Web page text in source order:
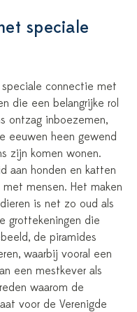
speciale
connectie met
die een belangrijke rol
ontzag inboezemen,
eeuwen heen gewend
zijn komen wonen.
aan honden en katten
mensen. Het maken
is net zo oud als
grottekeningen die
de piramides
waarbij vooral een
een mestkever als
waarom de
voor de Verenigde